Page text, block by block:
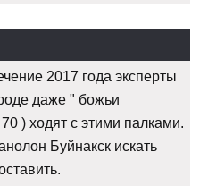
2017 года эксперты
даже " божьи
) ходят с этими палками.
Буйнакск искать